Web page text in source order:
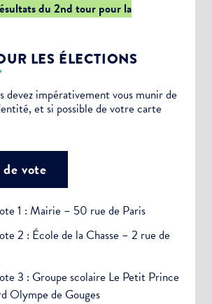
du 2nd tour pour la
LES ÉLECTIONS
devez impérativement vous munir de
et si possible de votre carte
vote
1 : Mairie – 50 rue de Paris
2 : École de la Chasse – 2 rue de
3 : Groupe scolaire Le Petit Prince
Olympe de Gouges